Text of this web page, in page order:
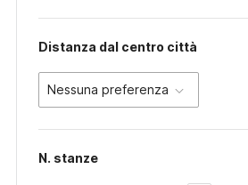
Distanza dal centro città
Nessuna preferenza
N. stanze